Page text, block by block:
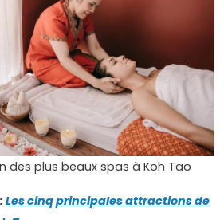
des plus beaux spas à Koh Tao
Les cinq principales attractions de